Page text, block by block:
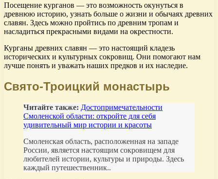
Посещение курганов — это возможность окунуться в
древнюю историю, узнать больше о жизни и обычаях древних
славян. Здесь можно пройтись по древним тропам и
насладиться прекрасными видами на окрестности.
Курганы древних славян — это настоящий кладезь
исторических и культурных сокровищ. Они помогают нам
лучше понять и уважать наших предков и их наследие.
Свято-Троицкий монастырь
Читайте также: Достопримечательности
Смоленской области: откройте для себя
удивительный мир истории и красоты
Смоленская область, расположенная на западе
России, является настоящим сокровищем для
любителей истории, культуры и природы. Здесь
каждый путешественник..